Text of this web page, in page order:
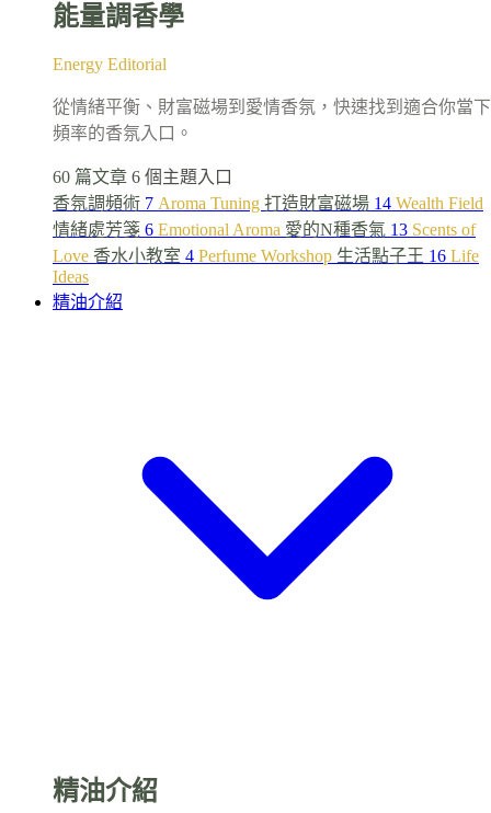
能量調香學
Energy Editorial
從情緒平衡、財富磁場到愛情香氛，快速找到適合你當下
頻率的香氛入口。
60 篇文章 6 個主題入口
香氛調頻術 7 Aroma Tuning 打造財富磁場 14 Wealth Field
情緒處芳箋 6 Emotional Aroma 愛的N種香氣 13 Scents of
Love 香水小教室 4 Perfume Workshop 生活點子王 16 Life
Ideas
精油介紹
精油介紹